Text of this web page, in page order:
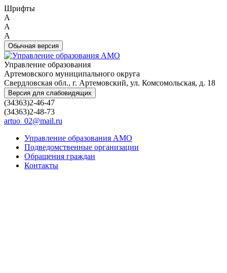
Шрифты
A
A
A
Обычная версия
Управление образования
Артемовского муниципального округа
Свердловская обл., г. Артемовский, ул. Комсомольская, д. 18
Версия для слабовидящих
(34363)2-46-47
(34363)2-48-73
artuo_02@mail.ru
Управление образования АМО
Подведомственные организации
Обращения граждан
Контакты